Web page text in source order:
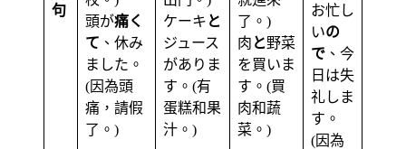
句
頭が痛く
て 、休み
ました。
(因為頭
痛，請假
了。)
ケーキ と
ジュース
がありま
す。(有
蛋糕和果
汁。)
了。)
肉 と野菜
を買いま
す。(買
肉和蔬
菜。)
お忙し
いの
で 、今
日は失
礼しま
す。
(因為